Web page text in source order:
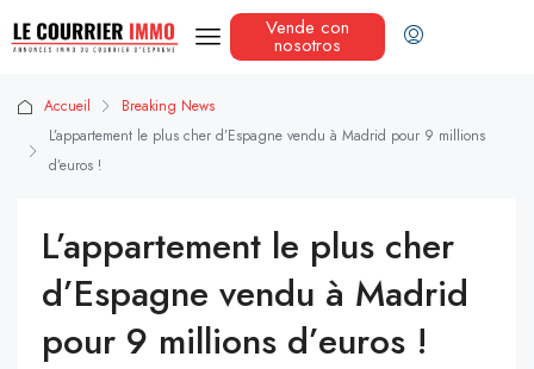
Vende con
nosotros
Accueil
Breaking News
L’appartement le plus cher d’Espagne vendu à Madrid pour 9 millions
d’euros !
L’appartement le plus cher
d’Espagne vendu à Madrid
pour 9 millions d’euros !